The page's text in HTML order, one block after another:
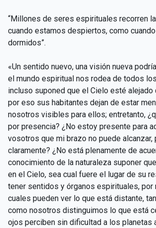
“Millones de seres espirituales recorren
cuando estamos despiertos, como
dormidos”.
«Un sentido nuevo, una visión nueva
el mundo espiritual nos rodea de todos
incluso suponed que el Cielo esté alejado
por eso sus habitantes dejan de estar
nosotros visibles para ellos; entretanto,
por presencia? ¿No estoy presente para
vosotros que mi brazo no puede alcanzar,
claramente? ¿No está plenamente de
conocimiento de la naturaleza suponer
en el Cielo, sea cual fuere el lugar de su
tener sentidos y órganos espirituales, por
cuales pueden ver lo que está distante,
como nosotros distinguimos lo que está
ojos perciben sin dificultad a los planetas